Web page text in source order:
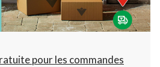
à
22:00
changer
pour les commandes